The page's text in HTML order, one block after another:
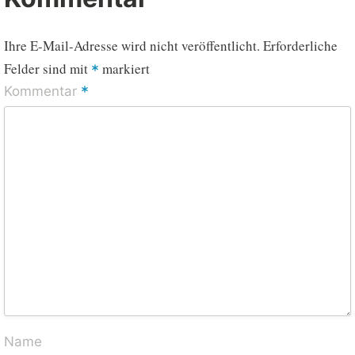
Ihre E-Mail-Adresse wird nicht veröffentlicht. Erforderliche
Felder sind mit * markiert
Kommentar *
Name